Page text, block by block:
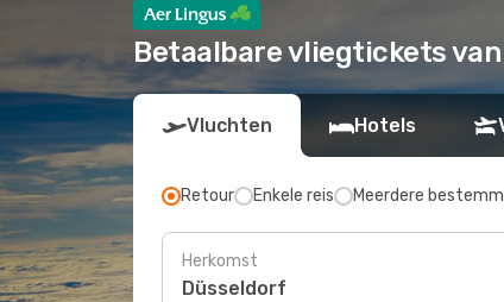
Betaalbare vliegtickets
Vluchten Hotels
Retour Enkele reis Meerdere
Herkomst